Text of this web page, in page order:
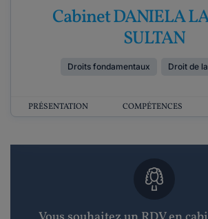
Cabinet DANIELA
SULTAN
Droits fondamentaux Droit de
PRÉSENTATION COMPÉTENCES